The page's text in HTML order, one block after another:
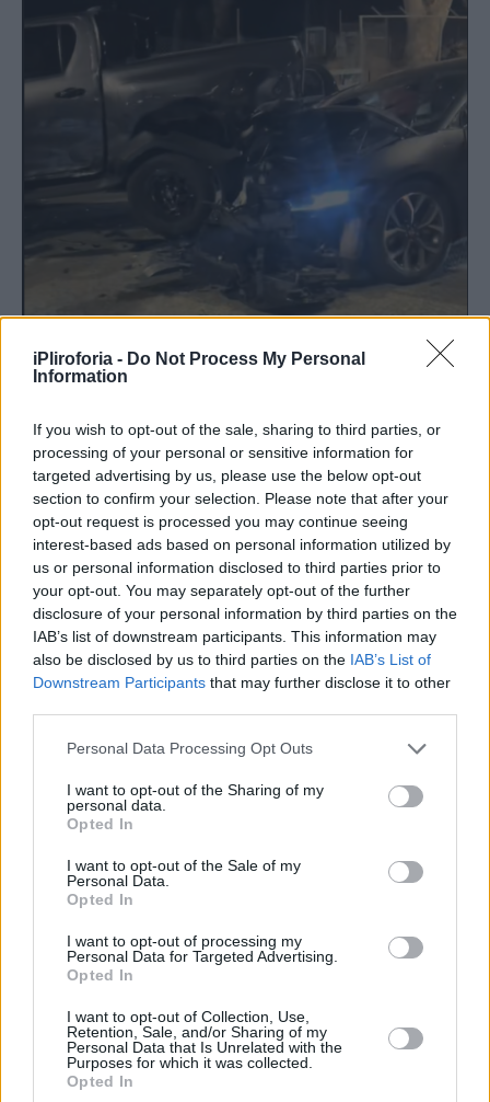
iPliroforia - Do Not Process My Personal
Information
If you wish to opt-out of the sale, sharing to third parties, or
processing of your personal or sensitive information for
targeted advertising by us, please use the below opt-out
section to confirm your selection. Please note that after your
opt-out request is processed you may continue seeing
interest-based ads based on personal information utilized by
us or personal information disclosed to third parties prior to
your opt-out. You may separately opt-out of the further
disclosure of your personal information by third parties on the
IAB’s list of downstream participants. This information may
also be disclosed by us to third parties on the IAB’s List of
Downstream Participants that may further disclose it to other
Personal Data Processing Opt Outs
I want to opt-out of the Sharing of my
personal data.
Opted In
I want to opt-out of the Sale of my
Personal Data.
Opted In
I want to opt-out of processing my
Personal Data for Targeted Advertising.
Opted In
I want to opt-out of Collection, Use,
Retention, Sale, and/or Sharing of my
Personal Data that Is Unrelated with the
Purposes for which it was collected.
Opted In